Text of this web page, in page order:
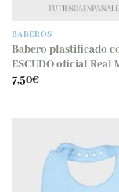
BABEROS
Babero plastificado
ESCUDO oficial Real
7,50€